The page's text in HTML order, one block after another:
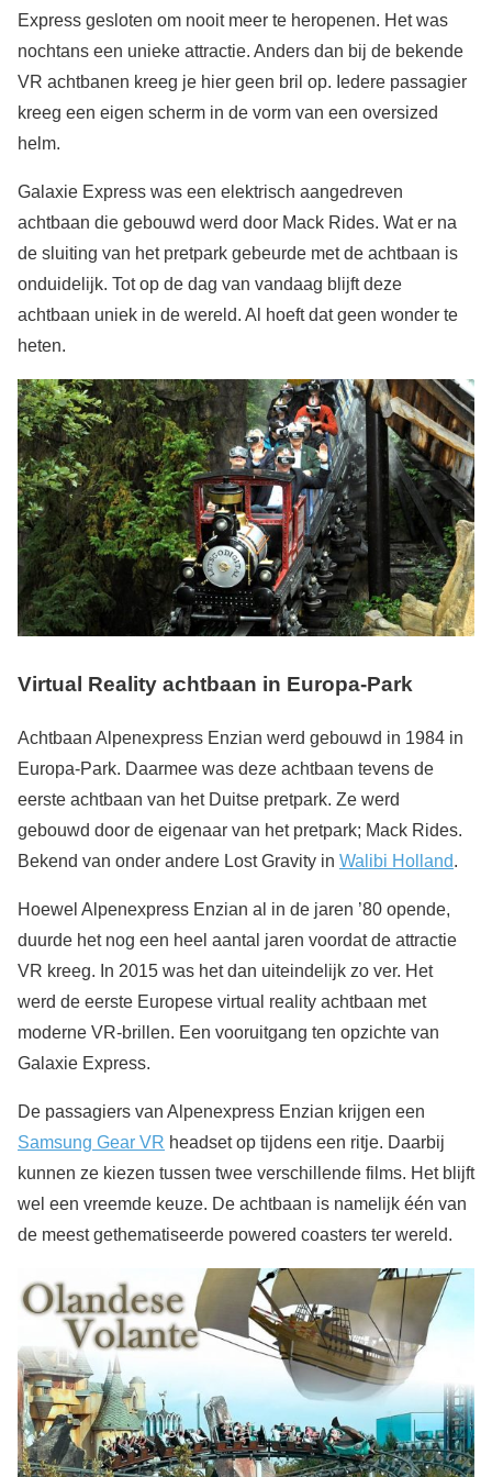
Express gesloten om nooit meer te heropenen. Het was
nochtans een unieke attractie. Anders dan bij de bekende
VR achtbanen kreeg je hier geen bril op. Iedere passagier
kreeg een eigen scherm in de vorm van een oversized
helm.
Galaxie Express was een elektrisch aangedreven
achtbaan die gebouwd werd door Mack Rides. Wat er na
de sluiting van het pretpark gebeurde met de achtbaan is
onduidelijk. Tot op de dag van vandaag blijft deze
achtbaan uniek in de wereld. Al hoeft dat geen wonder te
heten.
Virtual Reality achtbaan in Europa-Park
Achtbaan Alpenexpress Enzian werd gebouwd in 1984 in
Europa-Park. Daarmee was deze achtbaan tevens de
eerste achtbaan van het Duitse pretpark. Ze werd
gebouwd door de eigenaar van het pretpark; Mack Rides.
Bekend van onder andere Lost Gravity in Walibi Holland.
Hoewel Alpenexpress Enzian al in de jaren ’80 opende,
duurde het nog een heel aantal jaren voordat de attractie
VR kreeg. In 2015 was het dan uiteindelijk zo ver. Het
werd de eerste Europese virtual reality achtbaan met
moderne VR-brillen. Een vooruitgang ten opzichte van
Galaxie Express.
De passagiers van Alpenexpress Enzian krijgen een
Samsung Gear VR headset op tijdens een ritje. Daarbij
kunnen ze kiezen tussen twee verschillende films. Het blijft
wel een vreemde keuze. De achtbaan is namelijk één van
de meest gethematiseerde powered coasters ter wereld.